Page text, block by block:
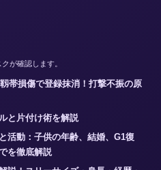
が確認します。
帯損傷で登録抹消！打撃不振の原
と片付け術を解説
活動：子供の年齢、結婚、G1復
を徹底解説